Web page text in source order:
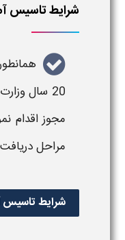
شرایط تاسیس
20 سال وزارت آموزش و پرورش است و اگر گروه سنی بزرگسال باشد باید از طریق وزارت علوم و گردشگری برای
مجوزاقدام
مراحل
شرایط تاسیس